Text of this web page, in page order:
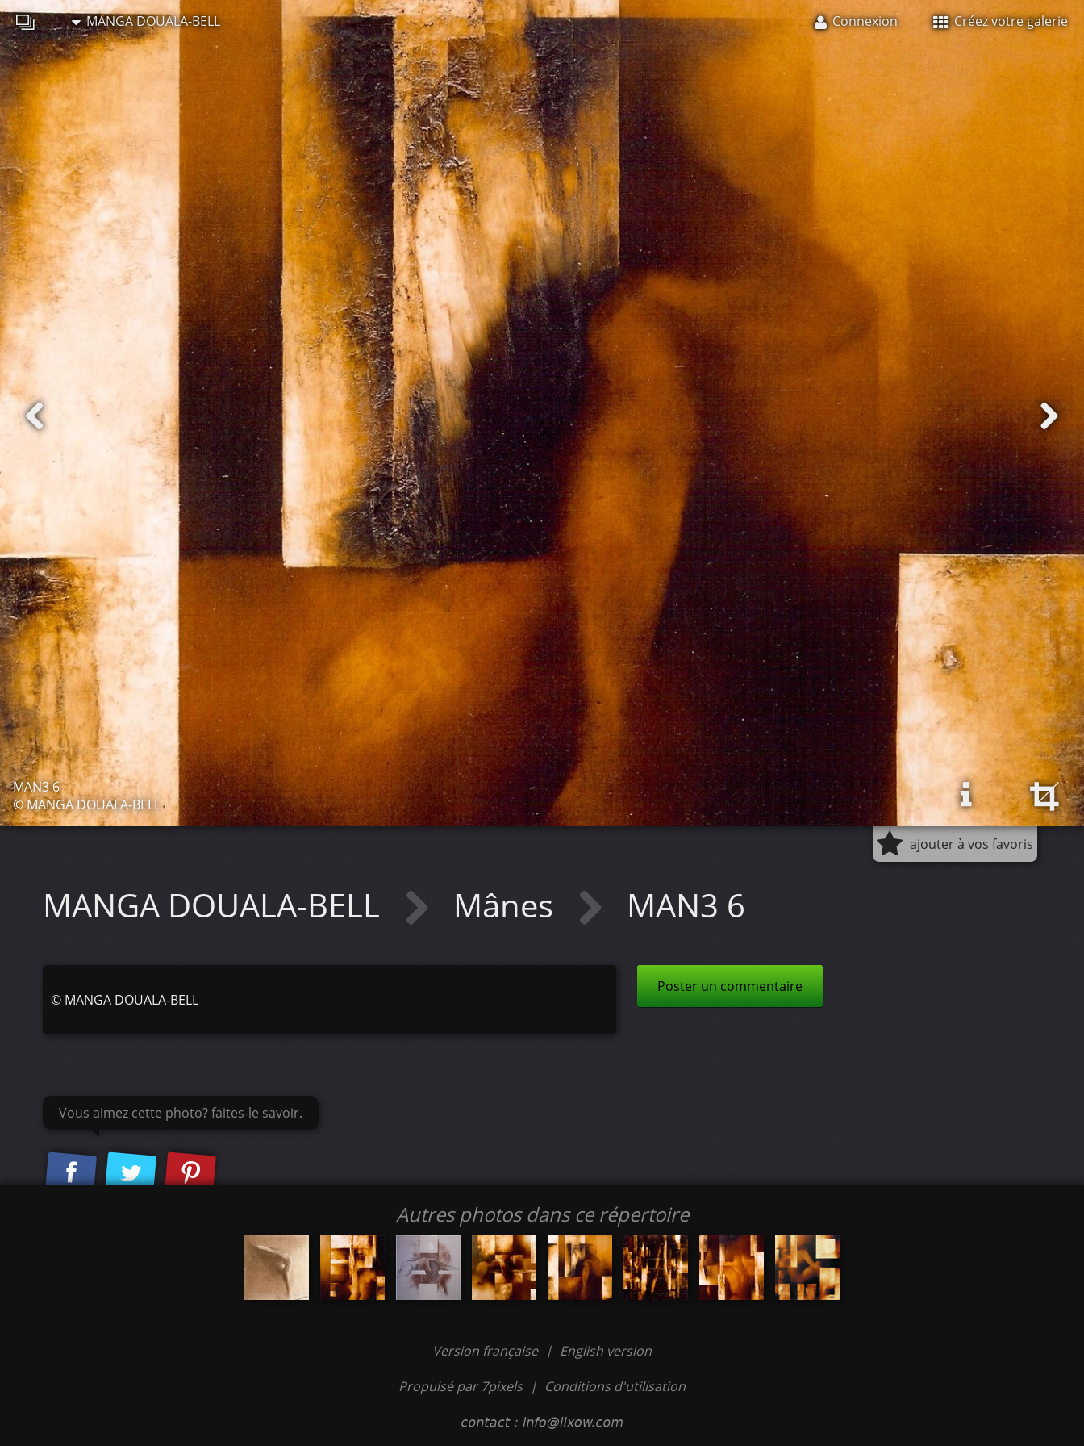
MANGA DOUALA-BELL Connexion Créez votre galerie
MAN3 6
© MANGA DOUALA-BELL
ajouter à vos favoris
MANGA DOUALA-BELL Mânes MAN3 6
© MANGA DOUALA-BELL
Poster un commentaire
Vous aimez cette photo? faites-le savoir.
Autres photos dans ce répertoire
Version française | English version
Propulsé par 7pixels | Conditions d'utilisation